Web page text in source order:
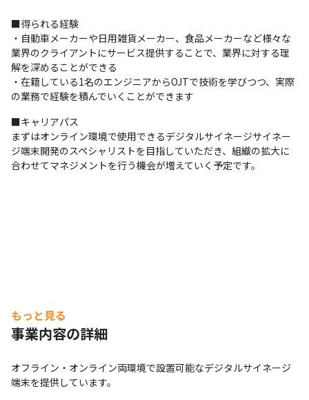
■得られる経験
・自動車メーカーや日用雑貨メーカー、食品メーカーなど様々な
業界のクライアントにサービス提供することで、業界に対する理
解を深めることができる
・在籍している1名のエンジニアからOJTで技術を学びつつ、実際
の業務で経験を積んでいくことができます
■キャリアパス
まずはオンライン環境で使用できるデジタルサイネージサイネー
ジ端末開発のスペシャリストを目指していただき、組織の拡大に
合わせてマネジメントを行う機会が増えていく予定です。
もっと見る
事業内容の詳細
オフライン・オンライン両環境で設置可能なデジタルサイネージ
端末を提供しています。